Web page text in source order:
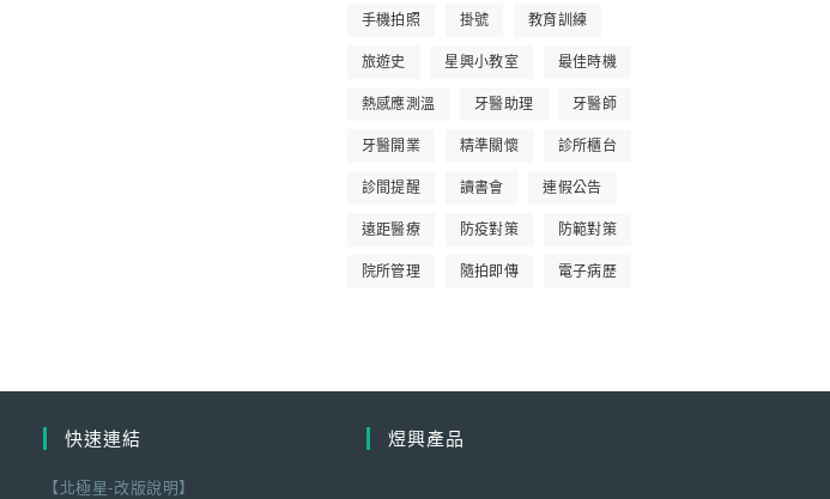
手機拍照 掛號 教育訓練
旅遊史 星興小教室 最佳時機
熱感應測溫 牙醫助理 牙醫師
牙醫開業 精準關懷 診所櫃台
診間提醒 讀書會 連假公告
遠距醫療 防疫對策 防範對策
院所管理 隨拍即傳 電子病歷
快速連結
【北極星-改版說明】
煜興產品